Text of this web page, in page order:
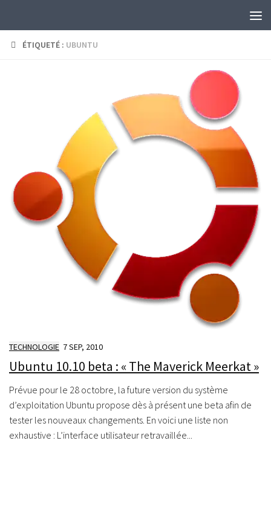
ÉTIQUETÉ : UBUNTU
TECHNOLOGIE 7 SEP, 2010
Ubuntu 10.10 beta : « The Maverick Meerkat »
Prévue pour le 28 octobre, la future version du système
d’exploitation Ubuntu propose dès à présent une beta afin de
tester les nouveaux changements. En voici une liste non
exhaustive : L’interface utilisateur retravaillée...